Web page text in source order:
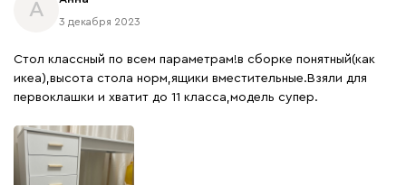
А
3 декабря 2023
Стол классный по всем параметрам!в сборке понятный(как
икеа),высота стола норм,ящики вместительные.Взяли для
первоклашки и хватит до 11 класса,модель супер.